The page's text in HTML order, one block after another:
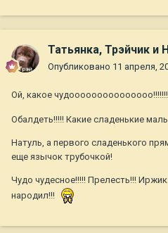
Татьянка, Трэйчик и
Опубликовано 11 апреля,
Ой, какое
Обалдеть!!!!! Какие сладенькие
Натуль, а первого сладенького
еще язычок трубочкой!
Чудо чудесное!!!!! Прелесть!!!
народил!!!